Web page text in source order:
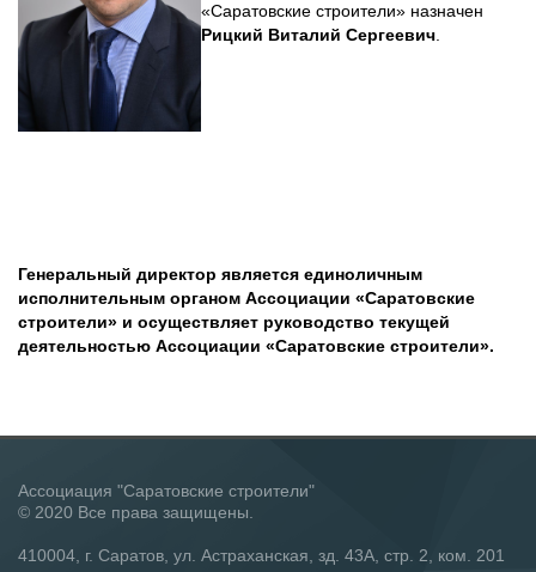
«Саратовские строители» назначен
Рицкий Виталий Сергеевич
Генеральный директор является единоличным
исполнительным органом Ассоциации «Саратовские
строители» и осуществляет руководство текущей
деятельностью Ассоциации «Саратовские строители».
Ассоциация "Саратовские строители"
© 2020 Все права защищены.
410004, г. Саратов, ул. Астраханская, зд. 43А, стр. 2, ком. 201